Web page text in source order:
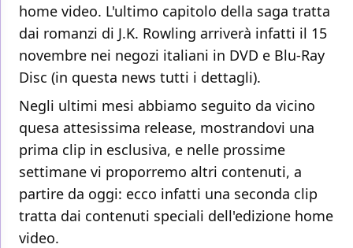
home video. L'ultimo capitolo della saga tratta
dai romanzi di J.K. Rowling arriverà infatti il 15
novembre nei negozi italiani in DVD e Blu-Ray
Disc (in questa news tutti i dettagli).
Negli ultimi mesi abbiamo seguito da vicino
quesa attesissima release, mostrandovi una
prima clip in esclusiva, e nelle prossime
settimane vi proporremo altri contenuti, a
partire da oggi: ecco infatti una seconda clip
tratta dai contenuti speciali dell'edizione home
video.